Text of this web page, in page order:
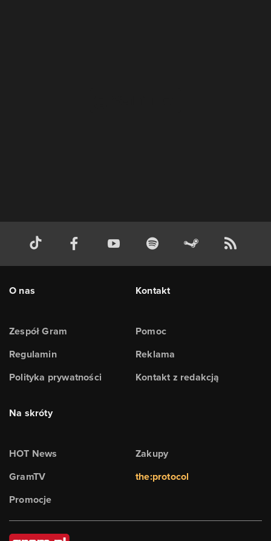
O nas
Zespół Gram
Regulamin
Polityka prywatności
Kontakt
Pomoc
Reklama
Kontakt z redakcją
Na skróty
HOT News
GramTV
Promocje
Zakupy
the:protocol